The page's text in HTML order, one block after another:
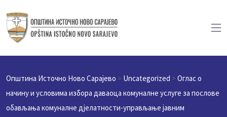
Општина Источно Ново Сарајево > Uncategorized >Оглас о
начину и условима избора даваоца комуналне услуге за послове
обављања комуналне дјелатности-управљање јавним